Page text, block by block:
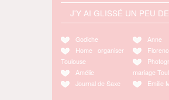
J'Y AI GLISSÉ UN PEU
Godiche
Home organiser
Toulouse
Amélie
Journal de Saxe
Anne
mariage
Emilie